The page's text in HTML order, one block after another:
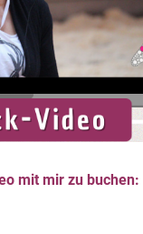
mit mir zu buchen: